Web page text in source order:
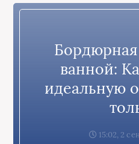
ванной:
идеальную
15:02, 2